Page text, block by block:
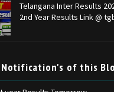
Telangana Inter Results
2nd Year Results Link @
Notification's of this